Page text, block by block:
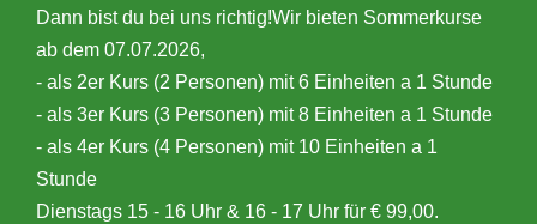
Dann bist du bei uns richtig!Wir bieten Sommerkurse
ab dem 07.07.2026,
- als 2er Kurs (2 Personen) mit 6 Einheiten a 1 Stunde
- als 3er Kurs (3 Personen) mit 8 Einheiten a 1 Stunde
- als 4er Kurs (4 Personen) mit 10 Einheiten a 1
Stunde
Dienstags 15 - 16 Uhr & 16 - 17 Uhr für € 99,00.